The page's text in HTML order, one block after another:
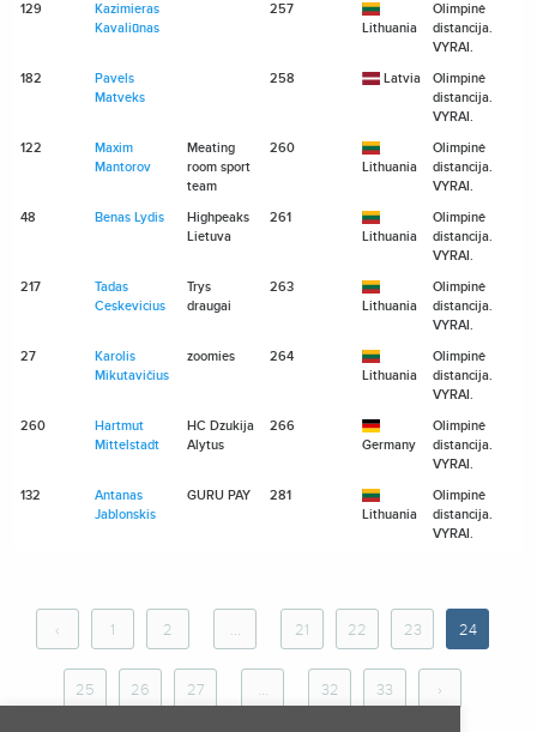
129
Kazimieras
Kavaliūnas
257
Lithuania
Olimpinė
distancija.
VYRAI.
182
Pavels
Matveks
258 Latvia
Olimpinė
distancija.
VYRAI.
122
Maxim
Mantorov
Meating
room sport
team
260
Lithuania
Olimpinė
distancija.
VYRAI.
48 Benas Lydis
Highpeaks
Lietuva
261
Lithuania
Olimpinė
distancija.
VYRAI.
217
Tadas
Ceskevicius
Trys
draugai
263
Lithuania
Olimpinė
distancija.
VYRAI.
27
Karolis
Mikutavičius
zoomies
264
Lithuania
Olimpinė
distancija.
VYRAI.
260
Hartmut
Mittelstadt
HC Dzukija
Alytus
266
Germany
Olimpinė
distancija.
VYRAI.
132
Antanas
Jablonskis
GURU PAY
281
Lithuania
Olimpinė
distancija.
VYRAI.
‹ 1 2 ... 21 22 23 24
25 26 27 ... 32 33 ›